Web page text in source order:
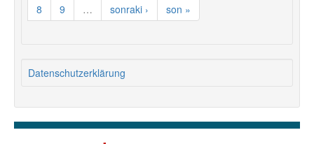
8
9 … sonraki › son »
Datenschutzerklärung